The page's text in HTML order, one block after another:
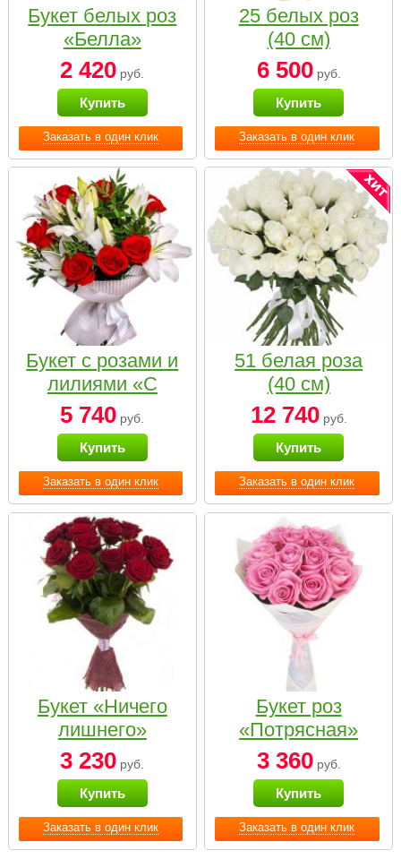
Заказать в один клик
Букет белых роз
«Белла»
2 420 руб.
Купить
Заказать в один клик
25 белых роз
(40 см)
6 500руб.
Купить
Заказать в один клик
Букет с розами и
лилиями «С
наилучшими
пожеланиями»
5 740 руб.
Купить
Заказать в один клик
51 белая роза
(40 см)
12 740руб.
Купить
Заказать в один клик
Букет «Ничего
лишнего»
3 230 руб.
Купить
Заказать в один клик
Букет роз
«Потрясная»
3 360руб.
Купить